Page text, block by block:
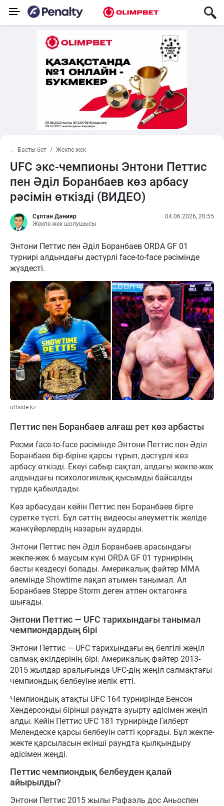
← Басты бет Жекпе-жек
UFC экс-чемпионы Энтони Петтис
пен Әділ Боранбаев көз арбасу
рәсімін өткізді (ВИДЕО)
Сұлтан Данияр
Жекпе-жек шолушысы
04.06.2026, 20:55
Энтони Петтис пен Әділ Боранбаев ORDA GF 01
турнирі алдындағы дәстүрлі face-to-face рәсімінде
жүздесті.
offside.kz
Петтис пен Боранбаев алғаш рет көз арбасты
Ресми face-to-face рәсімінде Энтони Петтис пен Әділ
Боранбаев бір-біріне қарсы тұрып, дәстүрлі көз
арбасу өткізді. Екеуі сабыр сақтап, алдағы жекпе-жек
алдындағы психологиялық қысымды байсалды
түрде қабылдады.
Көз арбасудан кейін Петтис пен Боранбаев бірге
суретке түсті. Бұл сәттің видеосы әлеуметтік желіде
жанкүйерлердің назарын аударды.
Энтони Петтис пен Әділ Боранбаев арасындағы
жекпе-жек 6 маусым күні ORDA GF 01 турнирінің
басты кездесуі болады. Америкалық файтер ММА
әлемінде Showtime лақап атымен танымал. Ал
Боранбаев Steppe Storm деген атпен октагонға
шығады.
Энтони Петтис — UFC тарихындағы танымал
чемпиондардың бірі
Энтони Петтис — UFC тарихындағы ең белгілі жеңіл
салмақ өкілдерінің бірі. Америкалық файтер 2013-
2015 жылдар аралығында UFC-дің жеңіл салмақтағы
чемпиондық белбеуіне иелік етті.
Чемпиондық атақты UFC 164 турнирінде Бенсон
Хендерсонды бірінші раундта ауырту әдісімен жеңіп
алды. Кейін Петтис UFC 181 турнирінде Гилберт
Мелендеске қарсы белбеуін сәтті қорғады. Бұл жекпе-
жекте қарсыласын екінші раундта қылқындыру
әдісімен жеңді.
Петтис чемпиондық белбеуден қалай
айырылды?
Энтони Петтис 2015 жылы Рафаэль дос Аньоспен